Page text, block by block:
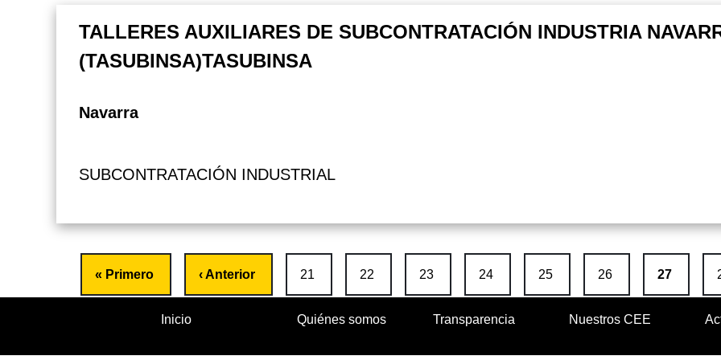
TALLERES AUXILIARES DE SUBCONTRATACIÓN INDUSTRIA
(TASUBINSA)TASUBINSA
Navarra
SUBCONTRATACIÓN INDUSTRIAL
PaginaciónPrimera página
« Primero Página anterior
‹ Anterior Página
21 Página
22 Página
23 Página
24 Página
25 Página
26 Página
27
Inicio Quiénes somos Transparencia Nuestros CEE